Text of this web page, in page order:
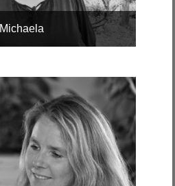
Michaela